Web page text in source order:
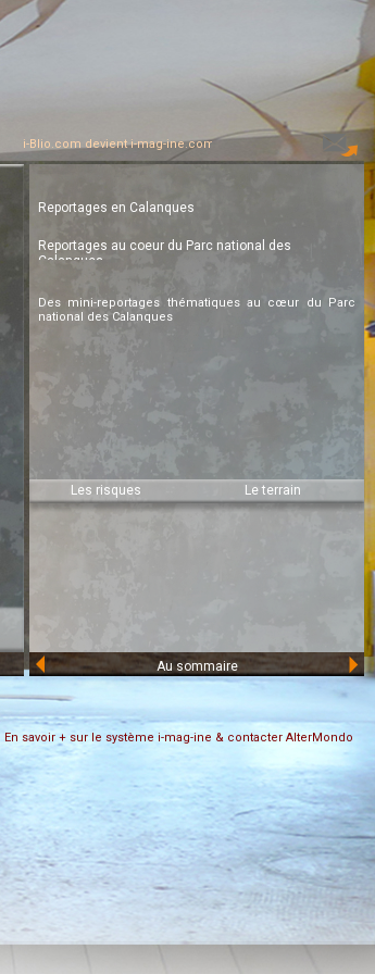
i-Blio.com devient i-mag-ine.com... Créées par l'équipe
Reportages en Calanques
Reportages au coeur du Parc national des
Calanques
Des mini-reportages thématiques au cœur du Parc
national des Calanques
Les risques
d'incendie
Le terrain
Au sommaire
En savoir + sur le système i-mag-ine & contacter AlterMondo